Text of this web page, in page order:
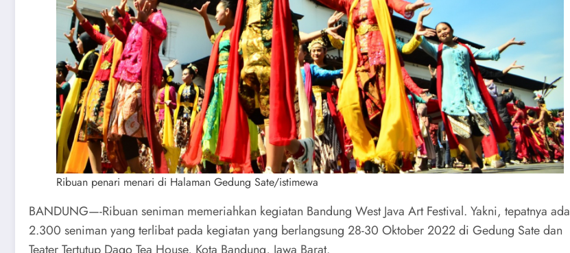
Ribuan penari menari di Halaman Gedung Sate/istimewa
BANDUNG—-Ribuan seniman memeriahkan kegiatan Bandung West Java Art Festival. Yakni, tepatnya ada
2.300 seniman yang terlibat pada kegiatan yang berlangsung 28-30 Oktober 2022 di Gedung Sate dan
Teater Tertutup Dago Tea House, Kota Bandung, Jawa Barat.